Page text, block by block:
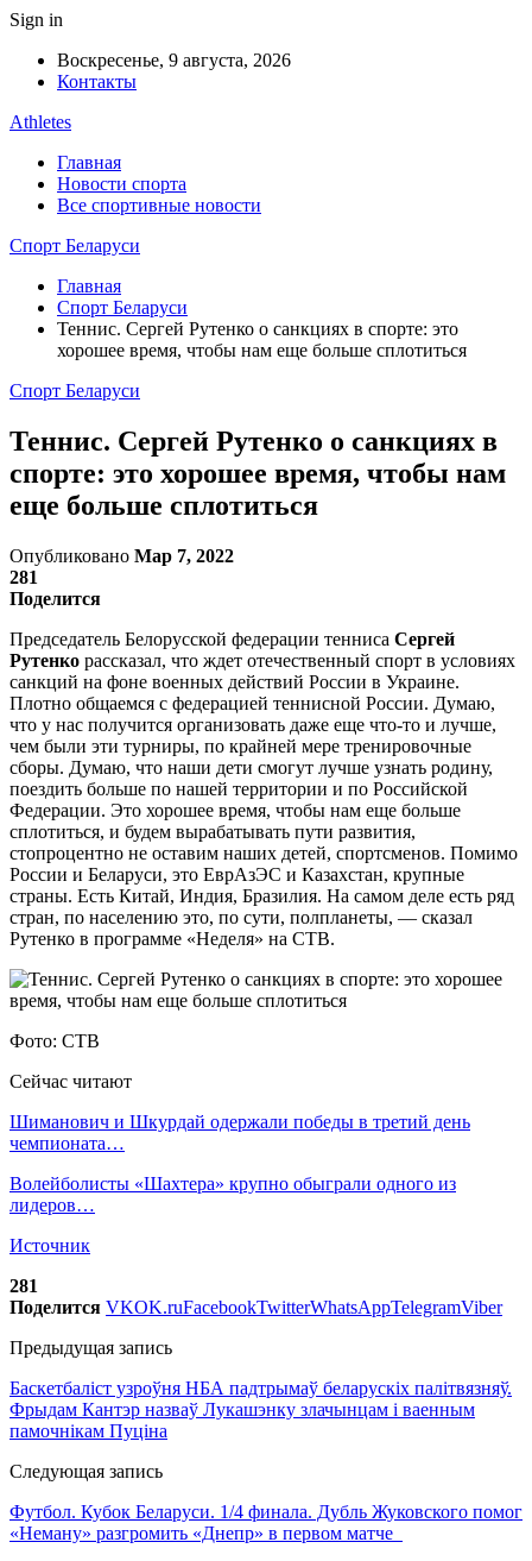
Sign in
Воскресенье, 9 августа, 2026
Контакты
Athletes
Главная
Новости спорта
Все спортивные новости
Спорт Беларуси
Главная
Спорт Беларуси
Теннис. Сергей Рутенко о санкциях в спорте: это
хорошее время, чтобы нам еще больше сплотиться
Спорт Беларуси
Теннис. Сергей Рутенко о санкциях в
спорте: это хорошее время, чтобы нам
еще больше сплотиться
Опубликовано Мар 7, 2022
281
Поделится
Председатель Белорусской федерации тенниса Сергей
Рутенко рассказал, что ждет отечественный спорт в условиях
санкций на фоне военных действий России в Украине.
Плотно общаемся с федерацией теннисной России. Думаю,
что у нас получится организовать даже еще что-то и лучше,
чем были эти турниры, по крайней мере тренировочные
сборы. Думаю, что наши дети смогут лучше узнать родину,
поездить больше по нашей территории и по Российской
Федерации. Это хорошее время, чтобы нам еще больше
сплотиться, и будем вырабатывать пути развития,
стопроцентно не оставим наших детей, спортсменов. Помимо
России и Беларуси, это ЕврАзЭС и Казахстан, крупные
страны. Есть Китай, Индия, Бразилия. На самом деле есть ряд
стран, по населению это, по сути, полпланеты, — сказал
Рутенко в программе «Неделя» на СТВ.
Фото: СТВ
Сейчас читают
Шиманович и Шкурдай одержали победы в третий день
чемпионата…
Волейболисты «Шахтера» крупно обыграли одного из
лидеров…
Источник
281
Поделится VKOK.ruFacebookTwitterWhatsAppTelegramViber
Предыдущая запись
Баскетбаліст узроўня НБА падтрымаў беларускіх палітвязняў.
Фрыдам Кантэр назваў Лукашэнку злачынцам і ваенным
памочнікам Пуціна
Следующая запись
Футбол. Кубок Беларуси. 1/4 финала. Дубль Жуковского помог
«Неману» разгромить «Днепр» в первом матче